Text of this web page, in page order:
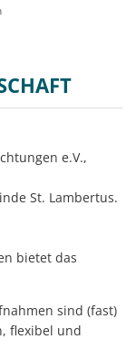
e.V.,
St. Lambertus.
bietet das
sind (fast)
flexibel und